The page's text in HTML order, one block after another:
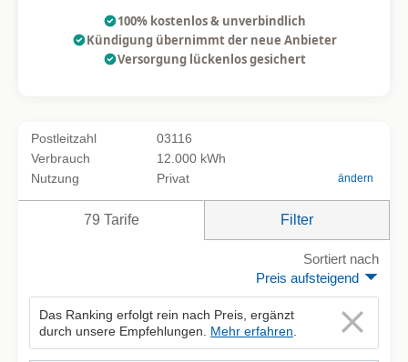
100% kostenlos & unverbindlich
Kündigung übernimmt der neue Anbieter
Versorgung lückenlos gesichert